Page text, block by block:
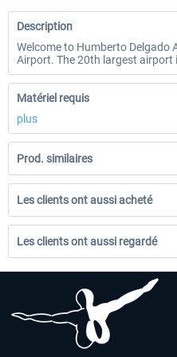
Description
Welcome to Humberto Delgado
Airport. The 20th largest airport
Matériel requis
plus
Prod. similaires
Les clients ont aussi acheté
Les clients ont aussi regardé